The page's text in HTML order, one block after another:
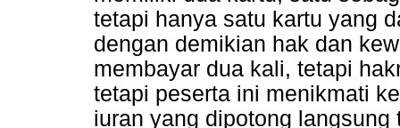
tetapi hanya satu kartu yang
dengan demikian hak dan
membayar dua kali, tetapi
tetapi peserta ini menikmati
iuran yang dipotong